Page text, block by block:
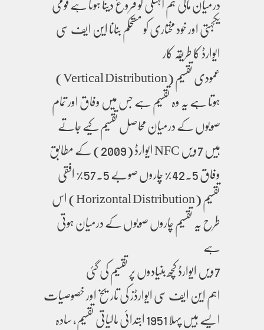
یکجہتی اور خود مختاری کو مستحکم بنانا این ایف سی
ایوارڈ کا طریقہ کار
عمودی تقسیم (Vertical Distribution)
ہوتا ہے یہ وہ تقسیم ہے جس میں وفاق اور تمام
صوبوں کے درمیان محاصل تقسیم کیے جاتے
ہیں 7ویں NFC ایوارڈ (2009) کے مطابق
وفاق 42.5٪ چاروں صوبے 57.5% افقی
تقسیم (Horizontal Distribution) اس
طرح یہ تقسیم چاروں صوبوں کے درمیان ہوتی
ہے
7ویں ایوارڈ کچھ بنیادوں پر تقسیم کی گئی
اہم این ایف سی ایوارڈز کی تاریخ اور خصوصیات
ایسے ہیں پہلا 1951 ابتدائی مالیاتی تقسیم، سادہ